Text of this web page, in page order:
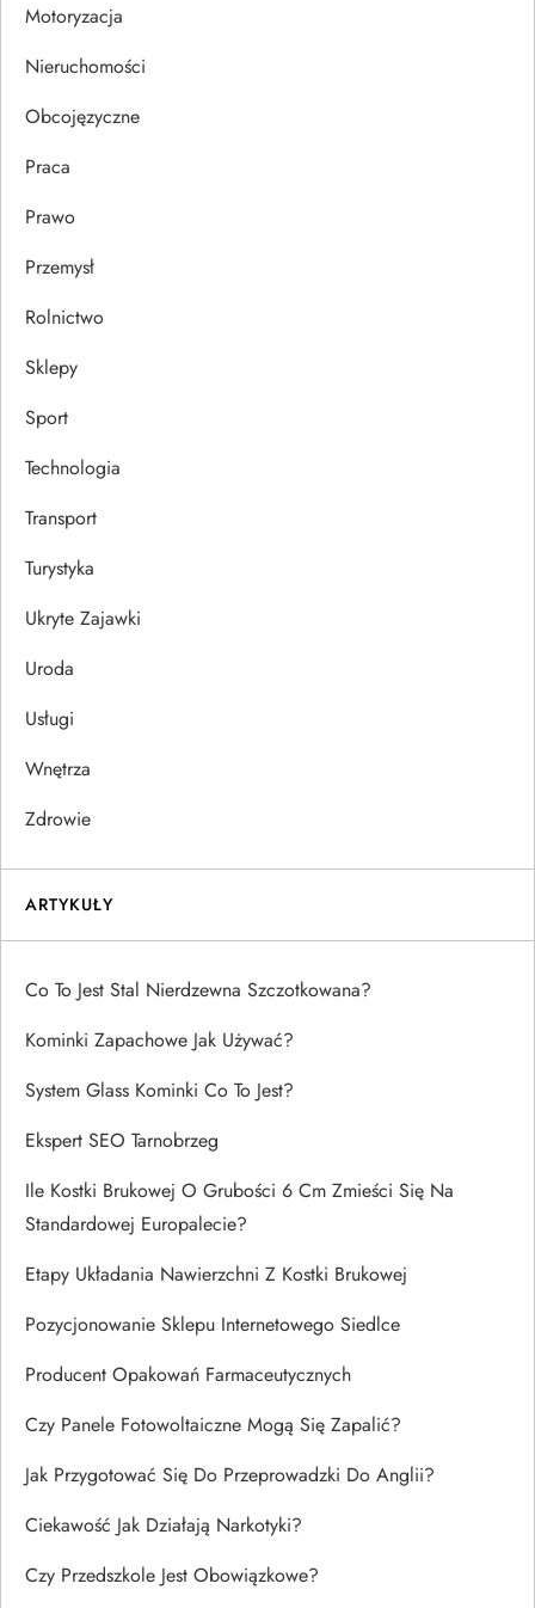
u
Motoryzacja
Nieruchomości
Obcojęzyczne
Praca
Prawo
Przemysł
Rolnictwo
Sklepy
Sport
Technologia
Transport
Turystyka
Ukryte Zajawki
Uroda
Usługi
Wnętrza
Zdrowie
ARTYKUŁY
Co To Jest Stal Nierdzewna Szczotkowana?
Kominki Zapachowe Jak Używać?
System Glass Kominki Co To Jest?
Ekspert SEO Tarnobrzeg
Ile Kostki Brukowej O Grubości 6 Cm Zmieści Się Na
Standardowej Europalecie?
Etapy Układania Nawierzchni Z Kostki Brukowej
Pozycjonowanie Sklepu Internetowego Siedlce
Producent Opakowań Farmaceutycznych
Czy Panele Fotowoltaiczne Mogą Się Zapalić?
Jak Przygotować Się Do Przeprowadzki Do Anglii?
Ciekawość Jak Działają Narkotyki?
Czy Przedszkole Jest Obowiązkowe?